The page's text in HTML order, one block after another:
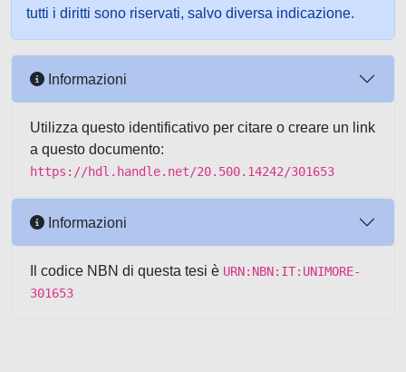
tutti i diritti sono riservati, salvo diversa indicazione.
Informazioni
Utilizza questo identificativo per citare o creare un link
a questo documento:
https://hdl.handle.net/20.500.14242/301653
Informazioni
Il codice NBN di questa tesi è URN:NBN:IT:UNIMORE-
301653